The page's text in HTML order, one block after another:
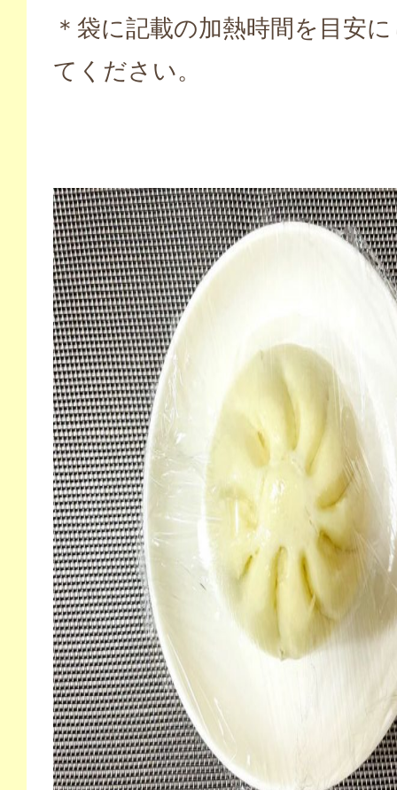
＊袋に記載の加熱時間を目安
てください。